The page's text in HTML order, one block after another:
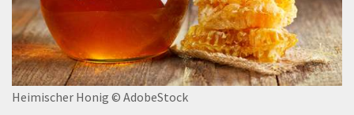
Heimischer Honig © AdobeStock